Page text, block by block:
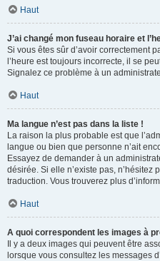
Haut
J’ai changé mon fuseau horaire et
Si vous êtes sûr d’avoir correctement
l’heure est toujours incorrecte, il se
Signalez ce problème à un
Haut
Ma langue n’est pas dans la liste !
La raison la plus probable est que
langue ou bien que personne n’ait
Essayez de demander à un
désirée. Si elle n’existe pas, n’hésitez
traduction. Vous trouverez plus
Haut
A quoi correspondent les images à
Il y a deux images qui peuvent être
lorsque vous consultez les messages